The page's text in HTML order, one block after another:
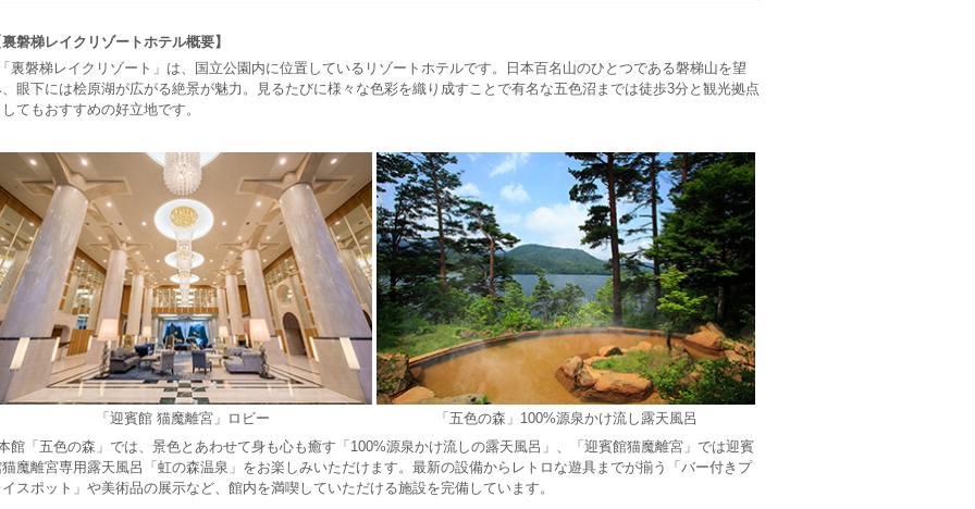
磐梯レイクリゾートホテル概要】
磐梯レイクリゾート」は、国立公園内に位置しているリゾートホテルです。日本百名山のひとつである磐梯山を望
眼下には桧原湖が広がる絶景が魅力。見るたびに様々な色彩を織り成すことで有名な五色沼までは徒歩3分と観光拠点
てもおすすめの好立地です。
「迎賓館 猫魔離宮」ロビー
「五色の森」100%源泉かけ流し露天風呂
「五色の森」では、景色とあわせて身も心も癒す「100%源泉かけ流しの露天風呂」、「迎賓館猫魔離宮」では迎賓
魔離宮専用露天風呂「虹の森温泉」をお楽しみいただけます。最新の設備からレトロな遊具までが揃う「バー付きプ
スポット」や美術品の展示など、館内を満喫していただける施設を完備しています。